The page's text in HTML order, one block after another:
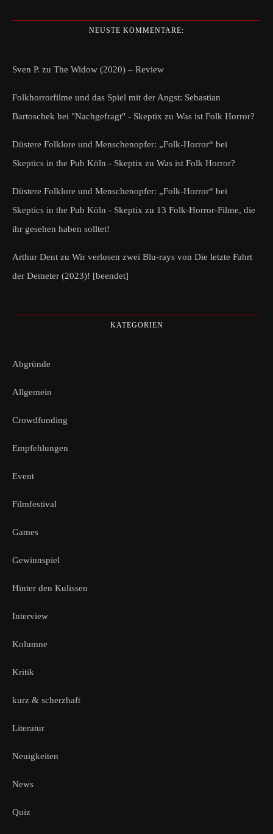
NEUSTE KOMMENTARE:
Sven P. zu The Widow (2020) – Review
Folkhorrorfilme und das Spiel mit der Angst: Sebastian
Bartoschek bei "Nachgefragt" - Skeptix zu Was ist Folk Horror?
Düstere Folklore und Menschenopfer: „Folk-Horror“ bei
Skeptics in the Pub Köln - Skeptix zu Was ist Folk Horror?
Düstere Folklore und Menschenopfer: „Folk-Horror“ bei
Skeptics in the Pub Köln - Skeptix zu 13 Folk-Horror-Filme, die
ihr gesehen haben solltet!
Arthur Dent zu Wir verlosen zwei Blu-rays von Die letzte Fahrt
der Demeter (2023)! [beendet]
KATEGORIEN
Abgründe
Allgemein
Crowdfunding
Empfehlungen
Event
Filmfestival
Games
Gewinnspiel
Hinter den Kulissen
Interview
Kolumne
Kritik
kurz & scherzhaft
Literatur
Neuigkeiten
News
Quiz